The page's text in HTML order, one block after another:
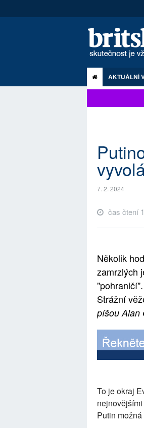
AKTUÁLNÍ
7. 2. 2024
čas čtení
Několik
zamrzlých
Strážní
píšou Alan
To je okraj
Putin